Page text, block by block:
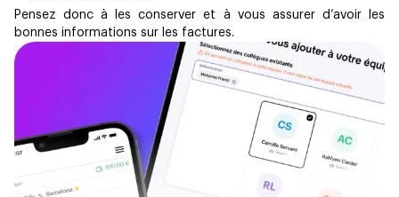
Pensez donc à les conserver et à vous assurer d’avoir les
bonnes informations sur les factures.